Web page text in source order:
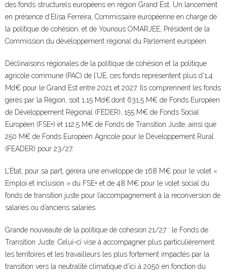
des fonds structurels européens en région Grand Est. Un lancement
en présence d’Elisa Ferreira, Commissaire européenne en charge de
la politique de cohésion, et de Younous OMARJEE, Président de la
Commission du développement régional du Parlement européen.
Déclinaisons régionales de la politique de cohésion et la politique
agricole commune (PAC) de l’UE, ces fonds représentent plus d’1,4
Md€ pour le Grand Est entre 2021 et 2027. Ils comprennent les fonds
gérés par la Région, soit 1,15 Md€ dont 631,5 M€ de Fonds Européen
de Développement Régional (FEDER), 155 M€ de Fonds Social
Européen (FSE+) et 112,5 M€ de Fonds de Transition Juste, ainsi que
250 M€ de Fonds Européen Agricole pour le Développement Rural
(FEADER) pour 23/27.
L’État, pour sa part, gérera une enveloppe de 168 M€ pour le volet «
Emploi et inclusion » du FSE+ et de 48 M€ pour le volet social du
fonds de transition juste pour l’accompagnement à la reconversion de
salariés ou d’anciens salariés.
Grande nouveauté de la politique de cohésion 21/27 : le Fonds de
Transition Juste. Celui-ci vise à accompagner plus particulièrement
les territoires et les travailleurs les plus fortement impactés par la
transition vers la neutralité climatique d’ici à 2050 en fonction du